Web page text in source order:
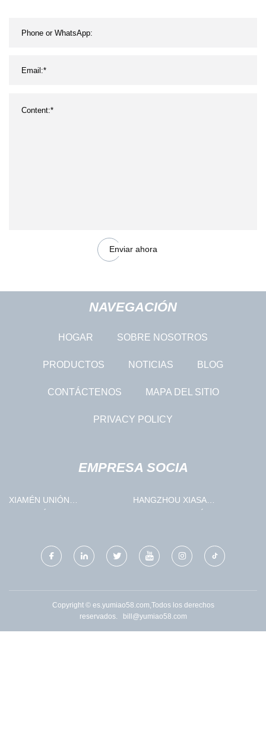
Enviar ahora
NAVEGACIÓN
HOGAR SOBRE NOSOTROS
PRODUCTOS NOTICIAS BLOG
CONTÁCTENOS MAPA DEL SITIO
PRIVACY POLICY
EMPRESA SOCIA
XIAMÉN UNIÓN
HANGZHOU XIASA
Copyright © es.yumiao58.com,Todos los derechos
reservados.
bill@yumiao58.com